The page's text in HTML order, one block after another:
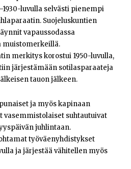
luvulla selvästi pienempi
Suojeluskuntien
vapaussodassa
muistomerkeillä.
merkitys korostui 1950-luvulla,
järjestämään sotilasparaateja
tauon jälkeen.
ja myös kapinaan
suhtautuivat
juhlintaan.
työväenyhdistykset
ja järjestää vähitellen myös